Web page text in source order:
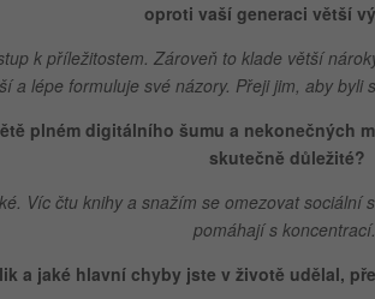
oproti vaší generaci větší
k příležitostem. Zároveň to klade větší
a lépe formuluje své názory. Přeji jim, aby
plném digitálního šumu a nekonečných
skutečně důležité?
Víc čtu knihy a snažím se omezovat sociální
pomáhají s koncentrací.
a jaké hlavní chyby jste v životě udělal,